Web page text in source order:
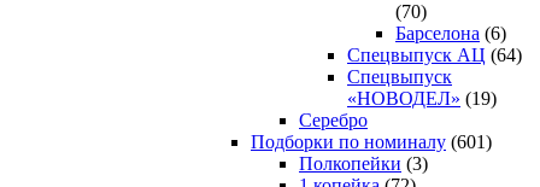
(70)
Барселона (6)
Спецвыпуск АЦ (64)
Спецвыпуск
«НОВОДЕЛ» (19)
Серебро
Подборки по номиналу (601)
Полкопейки (3)